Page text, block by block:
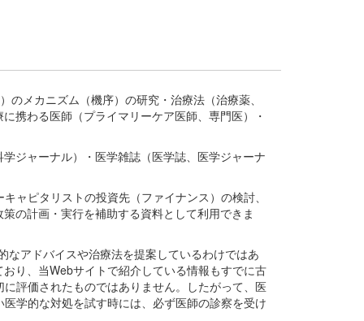
メカニズム（機序）の研究・治療法（治療薬、
携わる医師（プライマリーケア医師、専門医）・
ジャーナル）・医学雑誌（医学誌、医学ジャーナ
ャピタリストの投資先（ファイナンス）の検討、
の計画・実行を補助する資料として利用できま
アドバイスや治療法を提案しているわけではあ
り、当Webサイトで紹介している情報もすでに古
評価されたものではありません。したがって、医
学的な対処を試す時には、必ず医師の診察を受け